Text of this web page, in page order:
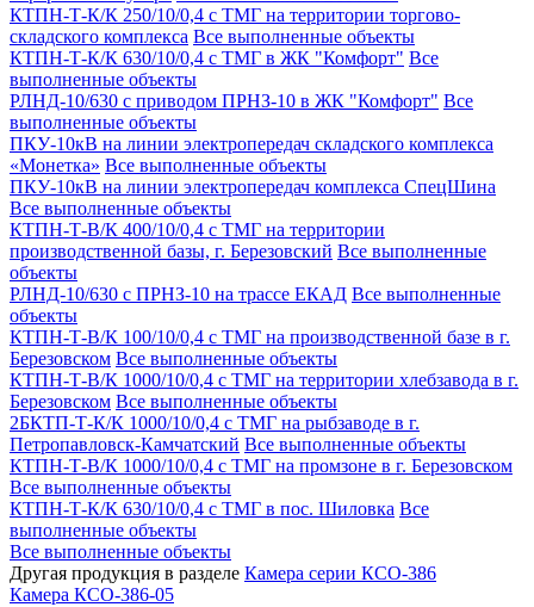
КТПН-Т-К/К 250/10/0,4 с ТМГ на территории торгово-
складского комплекса Все выполненные объекты
КТПН-Т-К/К 630/10/0,4 с ТМГ в ЖК "Комфорт" Все
выполненные объекты
РЛНД-10/630 с приводом ПРНЗ-10 в ЖК "Комфорт" Все
выполненные объекты
ПКУ-10кВ на линии электропередач складского комплекса
«Монетка» Все выполненные объекты
ПКУ-10кВ на линии электропередач комплекса СпецШина
Все выполненные объекты
КТПН-Т-В/К 400/10/0,4 с ТМГ на территории
производственной базы, г. Березовский Все выполненные
объекты
РЛНД-10/630 с ПРНЗ-10 на трассе ЕКАД Все выполненные
объекты
КТПН-Т-В/К 100/10/0,4 с ТМГ на производственной базе в г.
Березовском Все выполненные объекты
КТПН-Т-В/К 1000/10/0,4 с ТМГ на территории хлебзавода в г.
Березовском Все выполненные объекты
2БКТП-Т-К/К 1000/10/0,4 с ТМГ на рыбзаводе в г.
Петропавловск-Камчатский Все выполненные объекты
КТПН-Т-В/К 1000/10/0,4 с ТМГ на промзоне в г. Березовском
Все выполненные объекты
КТПН-Т-К/К 630/10/0,4 с ТМГ в пос. Шиловка Все
выполненные объекты
Все выполненные объекты
Другая продукция в разделе Камера серии КСО-386
Камера КСО-386-05